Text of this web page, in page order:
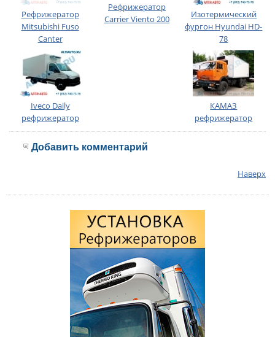
Рефрижератор
Mitsubishi Fuso
Canter
Рефрижератор
Carrier Viento 200
Изотермический
фургон Hyundai HD-
78
Iveco Daily
рефрижератор
КАМАЗ
рефрижератор
Добавить комментарий
Наверх